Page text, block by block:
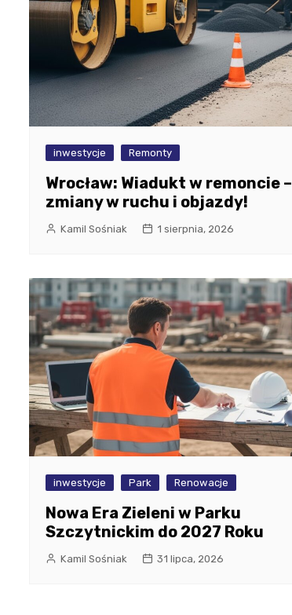
inwestycje Remonty
Wrocław: Wiadukt w remoncie –
zmiany w ruchu i objazdy!
Kamil Sośniak 1 sierpnia, 2026
inwestycje Park Renowacje
Nowa Era Zieleni w Parku
Szczytnickim do 2027 Roku
Kamil Sośniak 31 lipca, 2026